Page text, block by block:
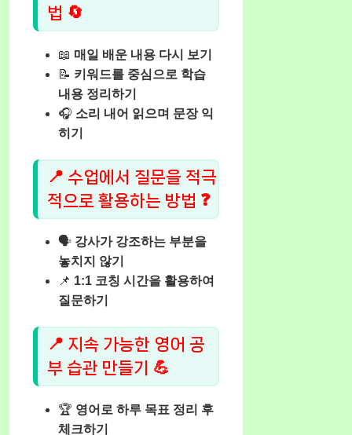
법 🔄
📖 매일 배운 내용 다시 보기
📝 키워드를 중심으로 학습
내용 정리하기
🎧 소리 내어 읽으며 문장 익
히기
📍 수업에서 질문을 적극
적으로 활용하는 방법 ❓
🗣️ 강사가 강조하는 부분을
놓치지 않기
📌 1:1 코칭 시간을 활용하여
질문하기
📍 지속 가능한 영어 공
부 습관 만들기 💪
🏆 영어로 하루 목표 정리 후
체크하기